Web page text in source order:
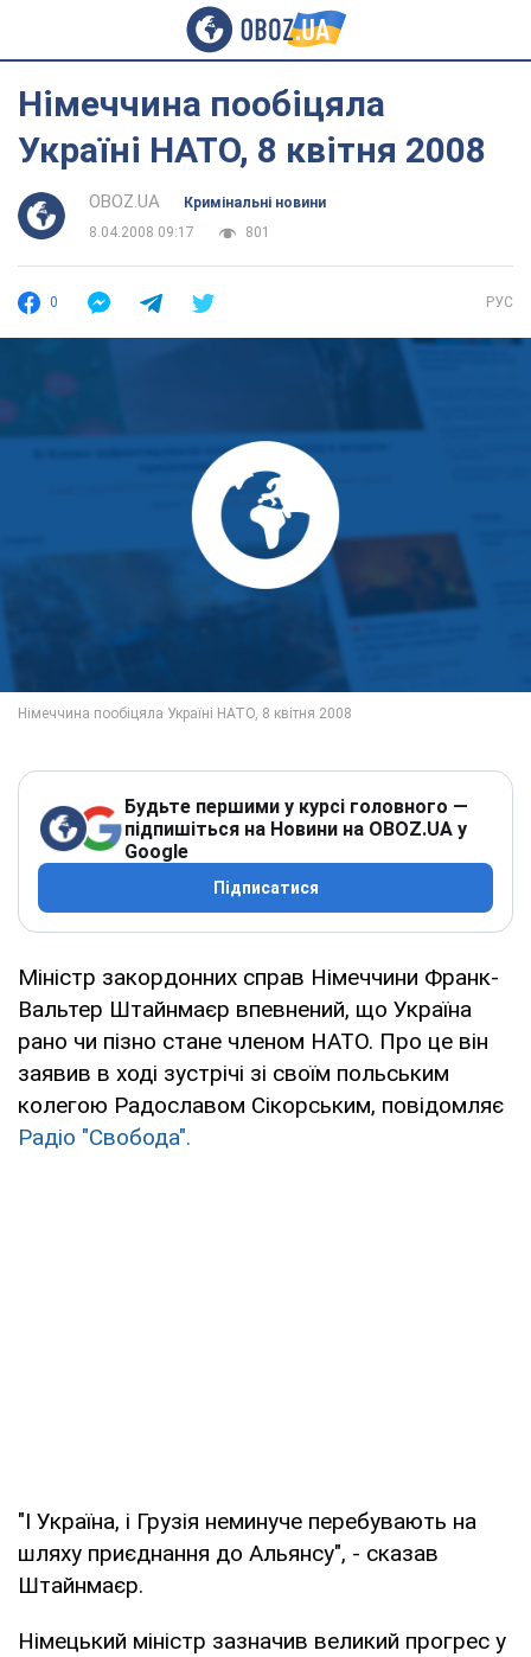
Німеччина пообіцяла
Україні НАТО, 8 квітня 2008
OBOZ.UA
Кримінальні новини
8.04.2008 09:17
801
0 РУС
Будьте першими у курсі головного —
підпишіться на Новини на OBOZ.UA у
Google
Підписатися
Міністр закордонних справ Німеччини Франк-
Вальтер Штайнмаєр впевнений, що Україна
рано чи пізно стане членом НАТО. Про це він
заявив в ході зустрічі зі своїм польським
колегою Радославом Сікорським, повідомляє
Радіо "Свобода".
"І Україна, і Грузія неминуче перебувають на
шляху приєднання до Альянсу", - сказав
Штайнмаєр.
Німецький міністр зазначив великий прогрес у